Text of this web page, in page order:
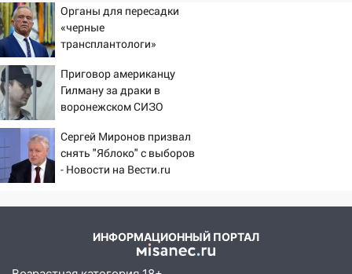
юному велосипедисту на улице
Чернышевского
08:21
В Заволжском районе украли два
велосипеда
07:18
В Ульяновск идет
тридцатиградусная жара: какая будет
погода в четверг
06:00
Четыре года борьбы: ульяновские
юристы помогли женщине засудить УК
Кому 6 августа звезды сулят
прибыль, а кому — испытания на
Органы для пересадки
«черные
трансплантологи»
пациентов
Приговор американцу
Гилману за драки в
воронежском СИЗО
Новости на Вести.ru
Сергей Миронов призвал
снять "Яблоко" с выборов
- Новости на Вести.ru
ИНФОРМАЦИОННЫЙ ПОРТАЛ